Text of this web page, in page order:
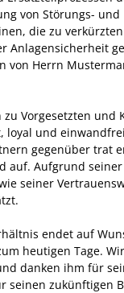
von Störungs- und
die zu
Anlagensicherheit
von Herrn
zu Vorgesetzten und
loyal und einwandfrei
gegenüber trat
auf. Aufgrund seiner
seiner
.
endet auf
heutigen Tage.
danken ihm für
seinen zukünftigen